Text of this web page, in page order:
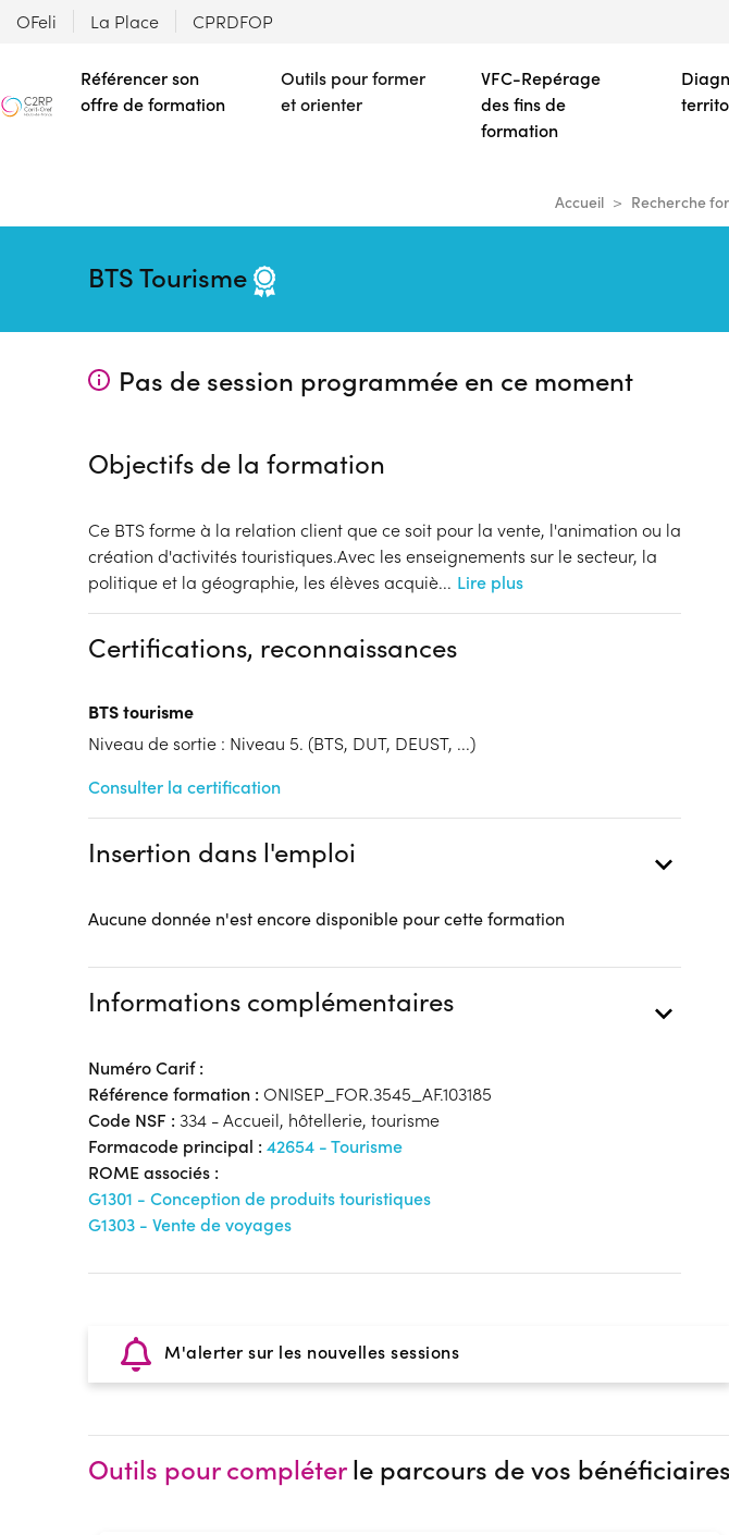
OFeli La Place CPRDFOP
Référencer son
offre de formation
Outils pour former
et orienter
VFC-Repérage
des fins de
formation
Accueil Recherche
BTS Tourisme
Pas de session programmée en ce moment
Objectifs de la formation
Ce BTS forme à la relation client que ce soit pour la vente, l'animation ou la
création d'activités touristiques.Avec les enseignements sur le secteur, la
politique et la géographie, les élèves acquiè... Lire plus
Certifications, reconnaissances
BTS tourisme
Niveau de sortie : Niveau 5. (BTS, DUT, DEUST, ...)
Consulter la certification
Insertion dans l'emploi
Aucune donnée n'est encore disponible pour cette formation
Informations complémentaires
Numéro Carif :
Référence formation : ONISEP_FOR.3545_AF.103185
Code NSF : 334 - Accueil, hôtellerie, tourisme
Formacode principal : 42654 - Tourisme
ROME associés :
G1301 - Conception de produits touristiques
G1303 - Vente de voyages
M'alerter sur les nouvelles sessions
Outils pour compléterle parcours de vos bénéficiaires